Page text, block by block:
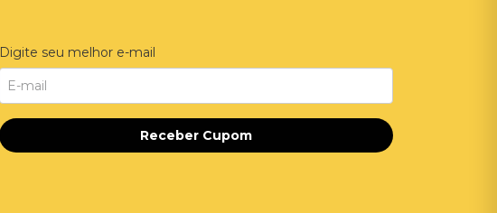
Digite seu melhor e-mail
Receber Cupom